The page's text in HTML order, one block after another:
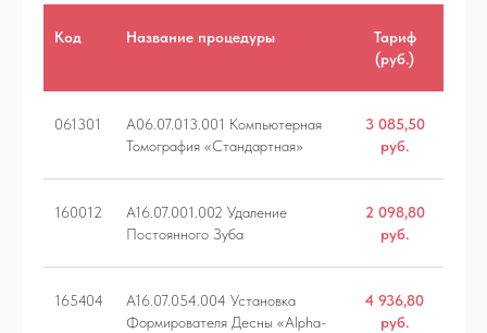
Код Название процедуры
Тариф
(руб.)
061301
А06.07.013.001 Компьютерная
Томография «Стандартная»
3 085,50
руб.
160012
А16.07.001.002 Удаление
Постоянного Зуба
2 098,80
руб.
165404
A16.07.054.004 Установка
Формирователя Десны «Alpha-
4 936,80
руб.